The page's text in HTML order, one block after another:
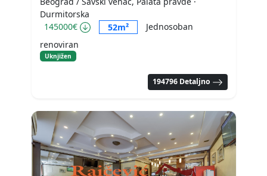
Durmitorska
145000€
52m²
Jednosoban
renoviran
Uknjižen
194796 Detaljno